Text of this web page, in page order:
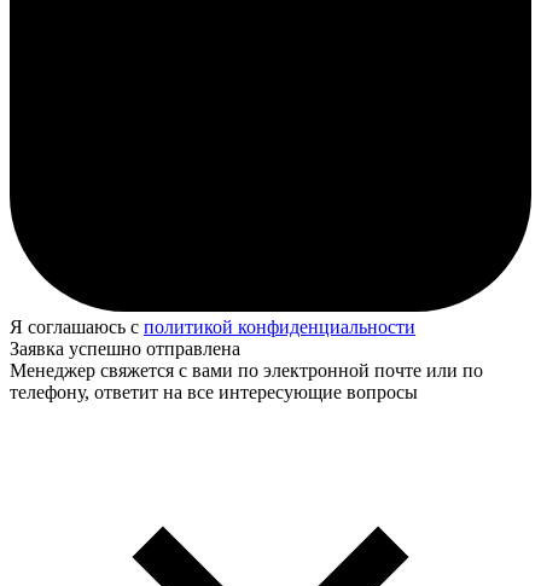
Я соглашаюсь с политикой конфиденциальности
Заявка успешно отправлена
Менеджер свяжется с вами по электронной почте или по
телефону, ответит на все интересующие вопросы